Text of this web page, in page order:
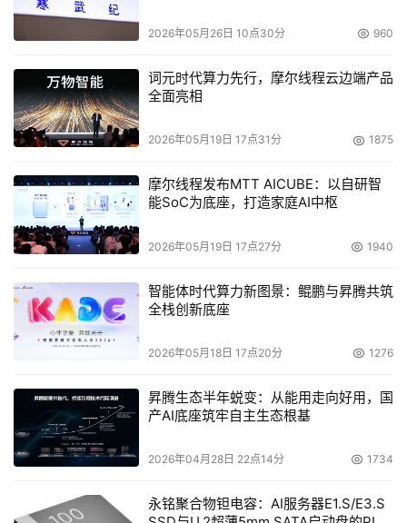
而在影像表现上，三星Galaxy S25系列则通过AI超视觉引
擎+芯片级降噪算法的协同，显著优化暗光成像质量。首次
集成至芯片的降噪算法，能够更精确地识别动态和静态物
体，通过优化的解决方案消除噪点，让用户即使是在暗光环
境下，也可拍摄清晰的视频。配合高像素镜头组合和10-bit
HDR视频录制能力，无论是白天风景还是夜晚街景，三星
用户和影像创作者的多样化需求。
从芯片到底层AI，再到应用体验的全面焕新，三星Galaxy
S25系列以“定制+协同”的技术路径，为高端智能手机树立
了全新的标杆。在这里，“for Galaxy”所展示的不仅是锦上
添花的点缀功能，更是构筑整机生态的核心引擎。选择三星
启智能体验的下一个时代。
本文来源于DOIT传媒，文章内容仅供参考，不构成投资建议。
2026年05月26日 10点30分 960
词元时代算力先行，摩尔线程云边端产品
全面亮相
2026年05月19日 17点31分 1875
摩尔线程发布MTT AICUBE：以自研智
能SoC为底座，打造家庭AI中枢
2026年05月19日 17点27分 1940
智能体时代算力新图景：鲲鹏与昇腾共筑
全栈创新底座
2026年05月18日 17点20分 1276
昇腾生态半年蜕变：从能用走向好用，国
产AI底座筑牢自主生态根基
2026年04月28日 22点14分 1734
永铭聚合物钽电容：AI服务器E1.S/E3.S